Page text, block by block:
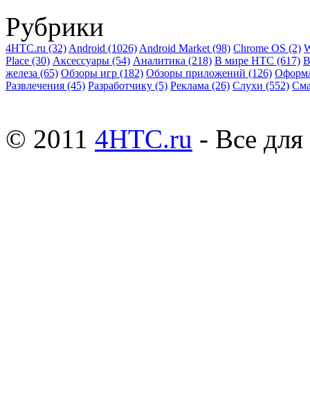
Рубрики
4HTC.ru (32) Android (1026) Android Market (98) Chrome OS (2)
Place (30) Аксессуары (54) Аналитика (218) В мире HTC (617)
железа (65) Обзоры игр (182) Обзоры приложений (126)
Развлечения (45) Разработчику (5) Реклама (26) Слухи (552)
© 2011 4HTC.ru - Все